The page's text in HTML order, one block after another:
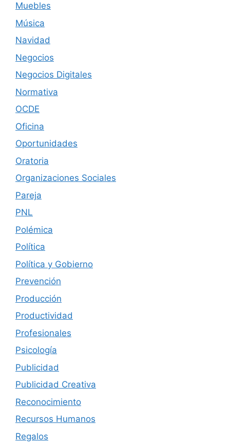
Muebles
Música
Navidad
Negocios
Negocios Digitales
Normativa
OCDE
Oficina
Oportunidades
Oratoria
Organizaciones Sociales
Pareja
PNL
Polémica
Política
Política y Gobierno
Prevención
Producción
Productividad
Profesionales
Psicología
Publicidad
Publicidad Creativa
Reconocimiento
Recursos Humanos
Regalos